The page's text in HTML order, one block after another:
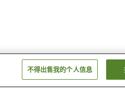
不得出售我的个人信息